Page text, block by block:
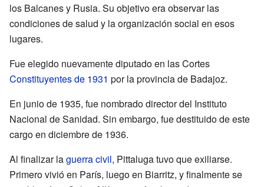
los Balcanes y Rusia. Su objetivo era observar las
condiciones de salud y la organización social en esos
lugares.
Fue elegido nuevamente diputado en las Cortes
Constituyentes de 1931 por la provincia de Badajoz.
En junio de 1935, fue nombrado director del Instituto
Nacional de Sanidad. Sin embargo, fue destituido de este
cargo en diciembre de 1936.
Al finalizar laguerra civil, Pittaluga tuvo que exiliarse.
Primero vivió en París, luego en Biarritz, y finalmente se